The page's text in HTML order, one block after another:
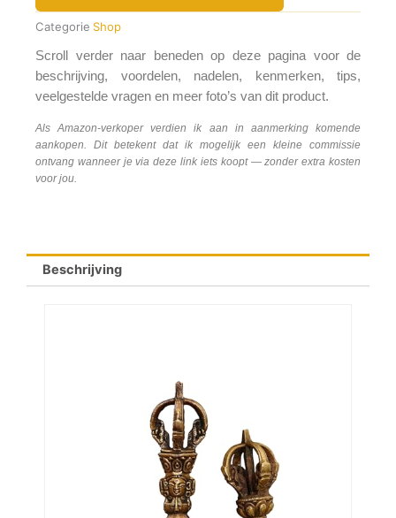
Categorie Shop
Scroll verder naar beneden op deze pagina voor de
beschrijving, voordelen, nadelen, kenmerken, tips,
veelgestelde vragen en meer foto’s van dit product.
Als Amazon-verkoper verdien ik aan in aanmerking komende
aankopen. Dit betekent dat ik mogelijk een kleine commissie
ontvang wanneer je via deze link iets koopt — zonder extra kosten
voor jou.
Beschrijving